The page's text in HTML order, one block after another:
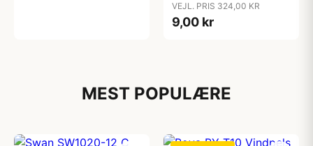
VEJL. PRIS 324,00 KR
9,00 kr
MEST POPULÆRE